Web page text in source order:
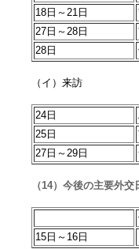
18日～21日
27日～28日
28日
（イ）来訪
24日
25日
27日～29日
（14）今後の主要外交
15日～16日